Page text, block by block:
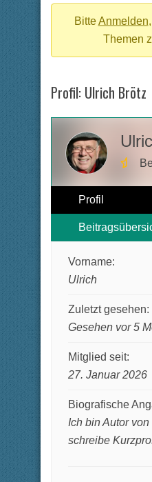
bist
BitteAnmelden
Themen
Profil: Ulrich Brötz
Profil
Vorname:
Ulrich
Zuletzt gesehen:
Gesehen vor 5
Mitglied seit:
27. Januar 2026
Biografische
Ich bin Autor
schreibe